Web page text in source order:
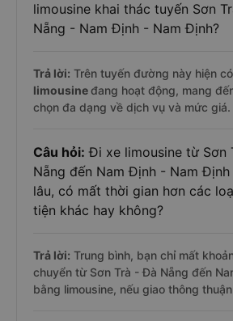
limousine khai thác tuyến Sơn
Nẵng - Nam Định - Nam Định?
Trả lời: Trên tuyến đường này hiện có
limousineđang hoạt động, mang
chọn đa dạng về dịch vụ và mức giá.
Câu hỏi: Đi xe limousine từ Sơn
Nẵng đến Nam Định - Nam
lâu, có mất thời gian hơn các
tiện khác hay không?
Trả lời: Trung bình, bạn chỉ mất
chuyển từ Sơn Trà - Đà Nẵng đến
bằng limousine, nếu giao thông